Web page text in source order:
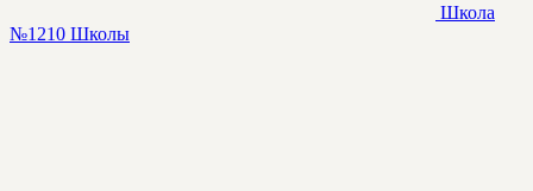
Школа
№1210 Школы